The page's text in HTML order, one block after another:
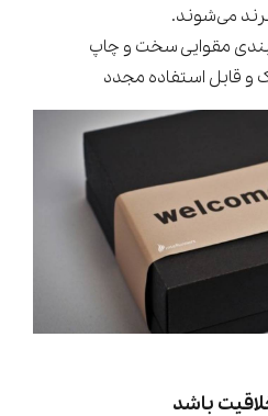
می‌شوند.
مقوایی سخت و چاپ
و قابل استفاده مجدد
باشد